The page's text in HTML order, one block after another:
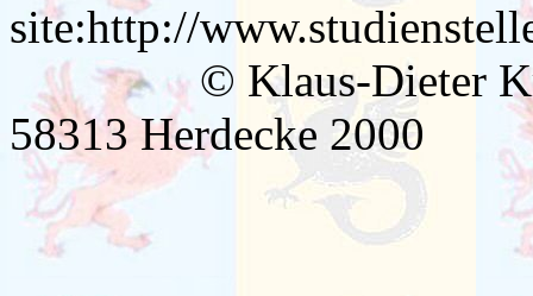
site:http://
© Klaus-Dieter
58313 Herdecke 2000